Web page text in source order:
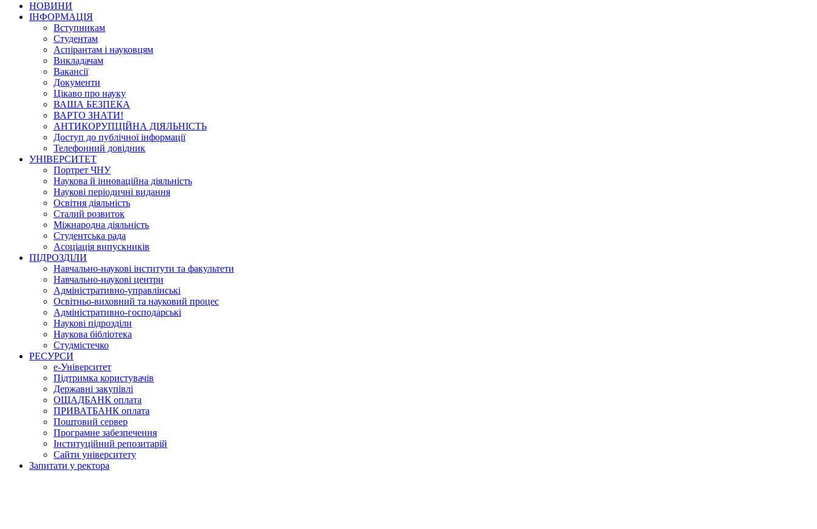
НОВИНИ
ІНФОРМАЦІЯ
Вступникам
Студентам
Аспірантам і науковцям
Викладачам
Вакансії
Документи
Цікаво про науку
ВАША БЕЗПЕКА
ВАРТО ЗНАТИ!
АНТИКОРУПЦІЙНА ДІЯЛЬНІСТЬ
Доступ до публічної інформації
Телефонний довідник
УНІВЕРСИТЕТ
Портрет ЧНУ
Наукова й інноваційна діяльність
Наукові періодичні видання
Освітня діяльність
Сталий розвиток
Міжнародна діяльність
Студентська рада
Асоціація випускників
ПІДРОЗДІЛИ
Навчально-наукові інститути та факультети
Навчально-наукові центри
Адміністративно-управлінські
Освітньо-виховний та науковий процес
Адміністративно-господарські
Наукові підрозділи
Наукова бібліотека
Студмістечко
РЕСУРСИ
е-Університет
Підтримка користувачів
Державні закупівлі
ОЩАДБАНК оплата
ПРИВАТБАНК оплата
Поштовий сервер
Програмне забезпечення
Інституційний репозитарій
Сайти університету
Запитати у ректора